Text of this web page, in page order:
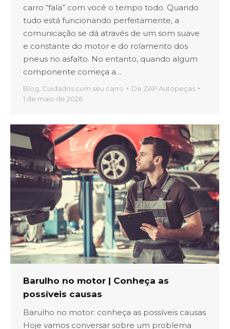
carro “fala” com você o tempo todo. Quando
tudo está funcionando perfeitamente, a
comunicação se dá através de um som suave
e constante do motor e do rolamento dos
pneus no asfalto. No entanto, quando algum
componente começa a…
Blog Cuidados com seu carro De ZAP Autopeças
1 de maio de 2026
Barulho no motor | Conheça as
possíveis causas
Barulho no motor: conheça as possíveis causas
Hoje vamos conversar sobre um problema